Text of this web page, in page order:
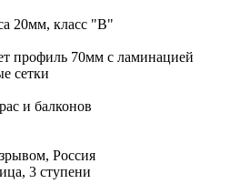
20мм, класс "В"
профиль 70мм с ламинацией
сетки
и балконов
Россия
3 ступени